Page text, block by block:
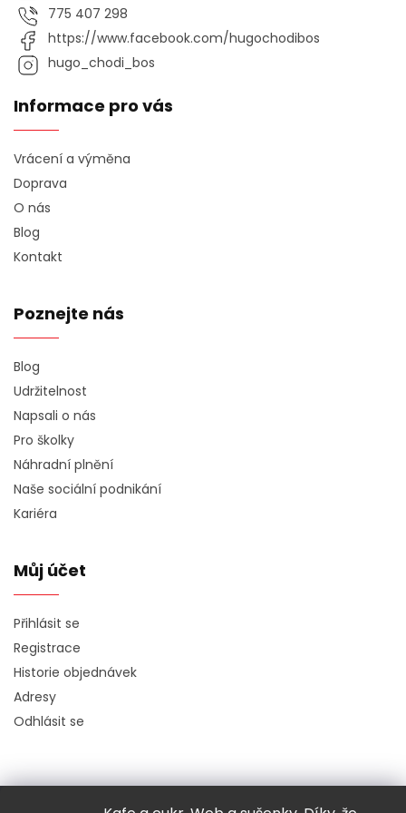
775 407 298
https://www.facebook.com/hugochodibos
hugo_chodi_bos
Informace pro vás
Vrácení a výměna
Doprava
O nás
Blog
Kontakt
Poznejte nás
Blog
Udržitelnost
Napsali o nás
Pro školky
Náhradní plnění
Naše sociální podnikání
Kariéra
Můj účet
Přihlásit se
Registrace
Historie objednávek
Adresy
Odhlásit se